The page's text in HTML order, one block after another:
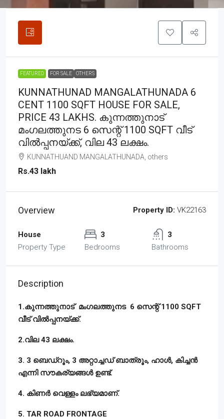
FEATURED FOR SALE OTHERS
KUNNATHUNAD MANGALATHUNADA 6
CENT 1100 SQFT HOUSE FOR SALE,
PRICE 43 LAKHS. കുന്നത്തുനാട്
മംഗലത്തുനട 6 സെന്റ് 1100 SQFT വീട്
വിൽപ്പനയ്ക്ക്, വില 43 ലക്ഷം.
KUNNATHUAND MANGALATHUNADA, others
Rs.43 lakh
Overview Property ID: VK22163
House
Property Type
3
Bedrooms
3
Bathrooms
Description
1.കുന്നത്തുനാട് മംഗലത്തുനട 6 സെന്റ് 1100 SQFT
വീട് വിൽപ്പനയ്ക്ക്.
2.വില 43 ലക്ഷം.
3. 3 ബെഡ്‌റൂം, 3 അറ്റാച്ചഡ് ബാത്രൂം, ഹാൾ, കിച്ചൻ
എന്നി സൗകര്യങ്ങൾ ഉണ്ട്.
4. കിണർ വെള്ളം ലഭ്യമാണ്.
5. TAR ROAD FRONTAGE